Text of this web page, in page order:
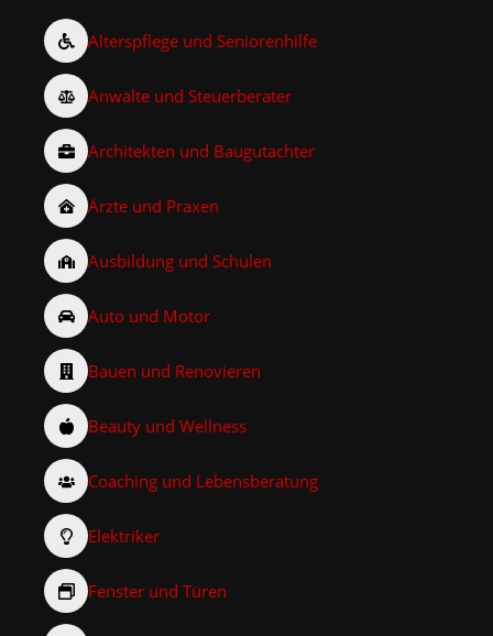
Alterspflege und Seniorenhilfe
Anwälte und Steuerberater
Architekten und Baugutachter
Ärzte und Praxen
Ausbildung und Schulen
Auto und Motor
Bauen und Renovieren
Beauty und Wellness
Coaching und Lebensberatung
Elektriker
Fenster und Türen